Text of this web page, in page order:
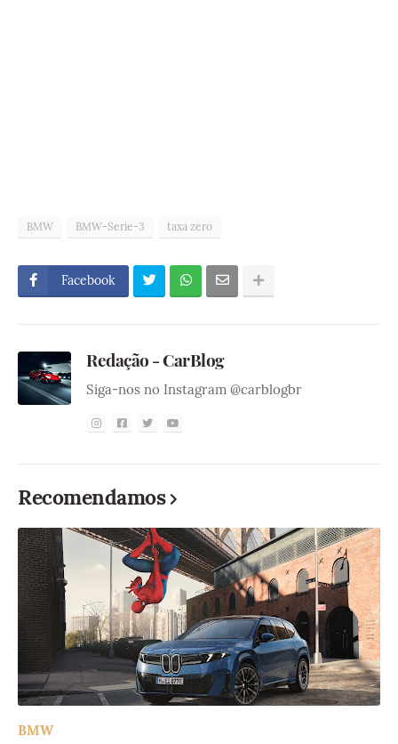
BMW BMW-Serie-3 taxa zero
Facebook
Redação - CarBlog
Siga-nos no Instagram @carblogbr
Recomendamos
BMW